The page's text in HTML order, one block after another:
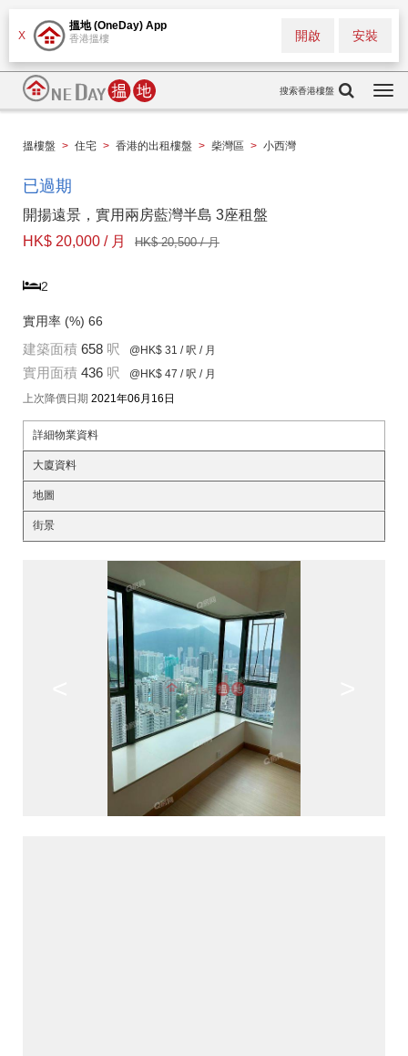
X
搵地 (OneDay) App
香港搵樓 安裝
開啟
搜索香港樓盤
搵樓盤 > 住宅 > 香港的出租樓盤 > 柴灣區 > 小西灣
已過期
開揚遠景，實用兩房藍灣半島 3座租盤
HK$ 20,000 / 月
HK$ 20,500 / 月
2
實用率 (%) 66
建築面積 658 呎 @HK$ 31 / 呎 / 月
實用面積 436 呎 @HK$ 47 / 呎 / 月
上次降價日期 2021年06月16日
詳細物業資料
大廈資料
地圖
街景